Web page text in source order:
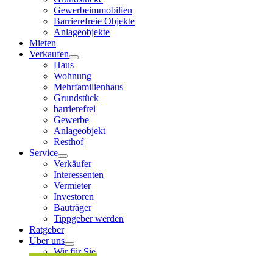
Gewerbeimmobilien
Barrierefreie Objekte
Anlageobjekte
Mieten
Verkaufen
Haus
Wohnung
Mehrfamilienhaus
Grundstück
barrierefrei
Gewerbe
Anlageobjekt
Resthof
Service
Verkäufer
Interessenten
Vermieter
Investoren
Bauträger
Tippgeber werden
Ratgeber
Über uns
Wir für Sie